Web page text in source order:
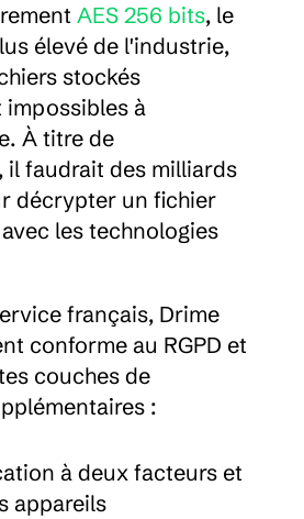
AES 256 bits, le
élevé de l'industrie,
stockés
à
À titre de
il faudrait des milliards
décrypter un fichier
les technologies
français, Drime
conforme au RGPD et
couches de
:
à deux facteurs et
appareils